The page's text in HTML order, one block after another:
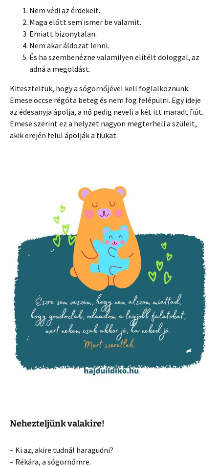
Nem védi az érdekeit.
Maga előtt sem ismer be valamit.
Emiatt bizonytalan.
Nem akar áldozat lenni.
És ha szembenézne valamilyen elítélt dologgal, az
adná a megoldást.
Kiteszteltük, hogy a sógornőjével kell foglalkoznunk.
Emese öccse régóta beteg és nem fog felépülni. Egy ideje
az édesanyja ápolja, a nő pedig neveli a két itt maradt fiút.
Emese szerint ez a helyzet nagyon megterheli a szüleit,
akik erején felül ápolják a fiukat.
Nehezteljünk valakire!
– Ki az, akire tudnál haragudni?
– Rékára, a sógornőmre.